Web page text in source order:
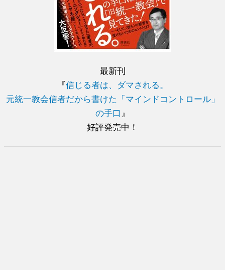
最新刊
『信じる者は、ダマされる。
元統一教会信者だから書けた「マインドコントロール」
の手口 』
好評発売中！